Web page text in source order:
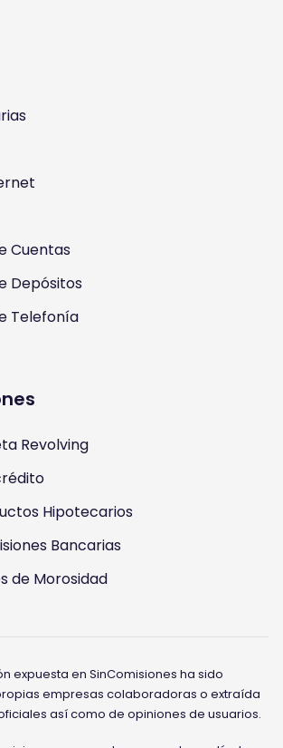
Cuentas
Depósitos
Telefonía
Revolving
Hipotecarios
Bancarias
de Morosidad
expuesta en SinComisiones ha sido
empresas colaboradoras o extraída
así como de opiniones de usuarios.